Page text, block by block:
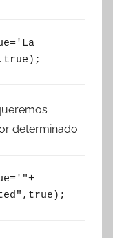
determinado: